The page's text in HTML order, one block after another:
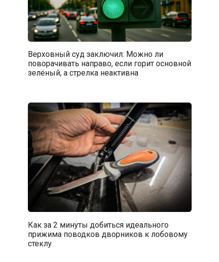
Верховный суд заключил: Можно ли
поворачивать направо, если горит основной
зелёный, а стрелка неактивна
Как за 2 минуты добиться идеального
прижима поводков дворников к лобовому
стеклу